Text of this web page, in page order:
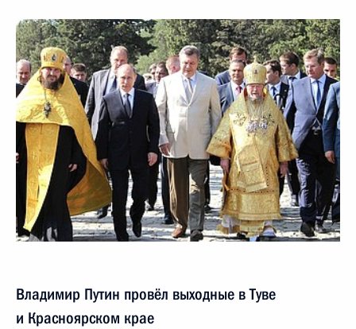
Владимир Путин провёл выходные в Туве
и Красноярском крае